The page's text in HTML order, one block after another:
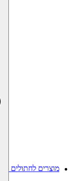
מוצרים לחתולים